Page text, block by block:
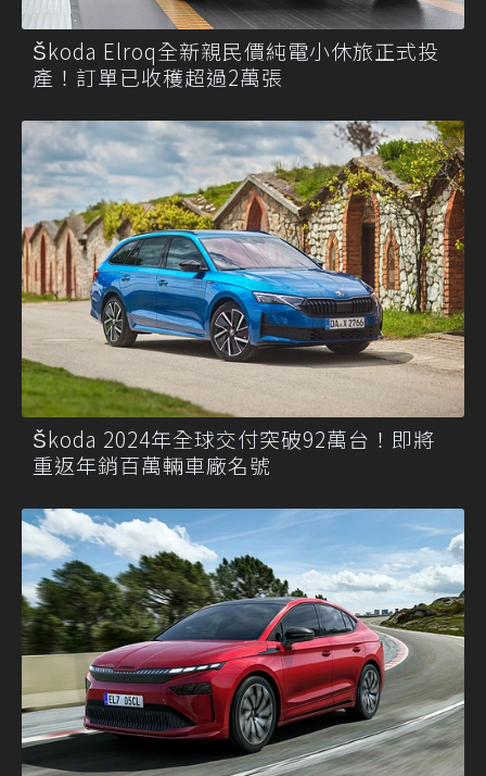
Škoda Elroq全新親民價純電小休旅正式投
產！訂單已收穫超過2萬張
Škoda 2024年全球交付突破92萬台！即將
重返年銷百萬輛車廠名號